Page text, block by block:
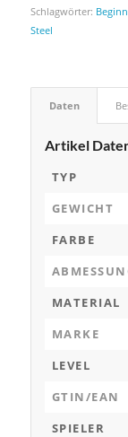
Schlagwörter:
Steel
Daten
Artikel
TYP
GEWICHT
FARBE
MATERIAL
MARKE
LEVEL
GTIN/EAN
SPIELER